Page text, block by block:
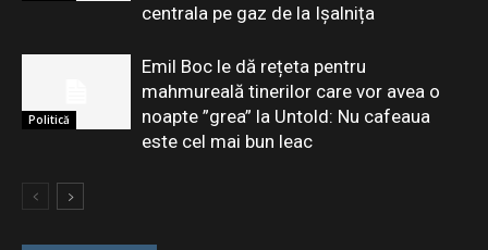
centrala pe gaz de la Ișalnița
Politică
Emil Boc le dă rețeta pentru
mahmureală tinerilor care vor avea o
noapte ”grea” la Untold: Nu cafeaua
este cel mai bun leac